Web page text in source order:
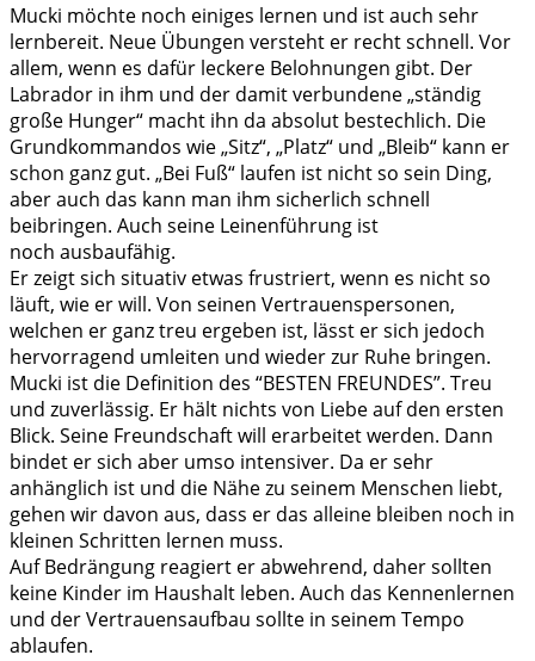
Mucki möchte noch einiges lernen und ist auch sehr
lernbereit. Neue Übungen versteht er recht schnell. Vor
allem, wenn es dafür leckere Belohnungen gibt. Der
Labrador in ihm und der damit verbundene „ständig
große Hunger“ macht ihn da absolut bestechlich. Die
Grundkommandos wie „Sitz“, „Platz“ und „Bleib“ kann er
schon ganz gut. „Bei Fuß“ laufen ist nicht so sein Ding,
aber auch das kann man ihm sicherlich schnell
beibringen. Auch seine Leinenführung ist
noch ausbaufähig.
Er zeigt sich situativ etwas frustriert, wenn es nicht so
läuft, wie er will. Von seinen Vertrauenspersonen,
welchen er ganz treu ergeben ist, lässt er sich jedoch
hervorragend umleiten und wieder zur Ruhe bringen.
Mucki ist die Definition des “BESTEN FREUNDES”. Treu
und zuverlässig. Er hält nichts von Liebe auf den ersten
Blick. Seine Freundschaft will erarbeitet werden. Dann
bindet er sich aber umso intensiver. Da er sehr
anhänglich ist und die Nähe zu seinem Menschen liebt,
gehen wir davon aus, dass er das alleine bleiben noch in
kleinen Schritten lernen muss.
Auf Bedrängung reagiert er abwehrend, daher sollten
keine Kinder im Haushalt leben. Auch das Kennenlernen
und der Vertrauensaufbau sollte in seinem Tempo
ablaufen.